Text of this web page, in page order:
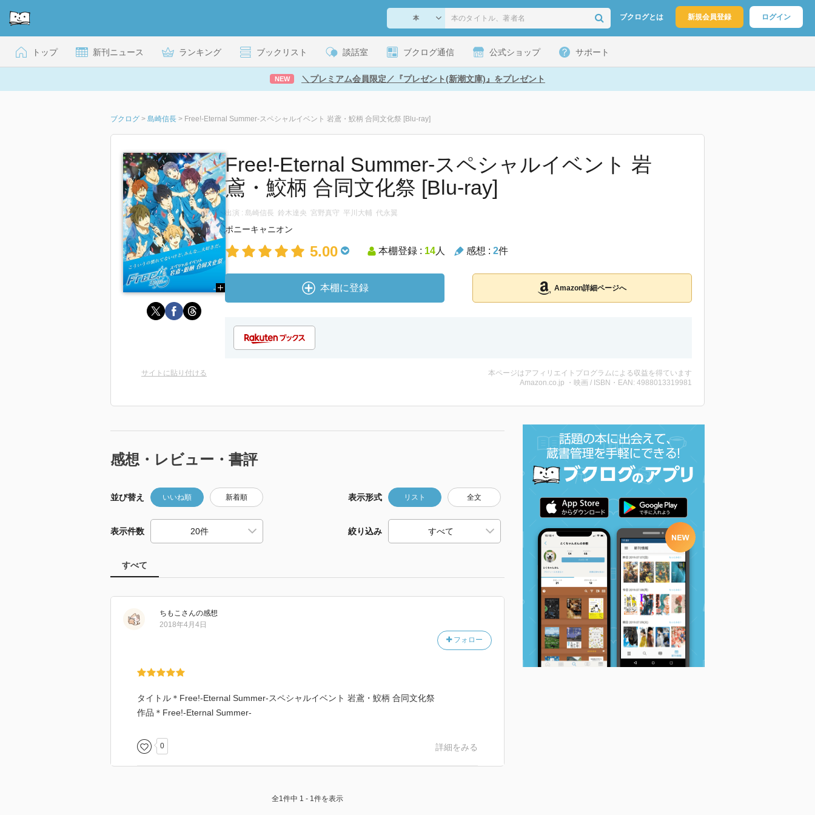
ブクログとは 新規会員登録 ログイン
トップ 新刊ニュース ランキング ブックリスト 談話室 ブクログ通信 公式ショップ サポート
NEW ＼プレミアム会員限定／『プレゼント(新潮文庫)』をプレゼント
ブクログ > 島崎信長 > Free!-Eternal Summer-スペシャルイベント 岩鳶・鮫柄 合同文化祭 [Blu-ray]
Free!-Eternal Summer-スペシャルイベント 岩
鳶・鮫柄 合同文化祭 [Blu-ray]
出演 : 島崎信長 鈴木達央 宮野真守 平川大輔 代永翼
ポニーキャニオン
5.00 本棚登録 : 14人 感想 : 2件
本棚に登録 Amazon詳細ページへ
サイトに貼り付ける
本ページはアフィリエイトプログラムによる収益を得ています
Amazon.co.jp ・映画 / ISBN・EAN: 4988013319981
感想・レビュー・書評
並び替え いいね順 新着順 表示形式 リスト 全文
表示件数 絞り込み
すべて
ちもこ さんの感想
フォロー
2018年4月4日
タイトル＊Free!-Eternal Summer-スペシャルイベント 岩鳶・鮫柄 合同文化祭
作品＊Free!-Eternal Summer-
0 詳細をみる
全1件中 1 - 1件を表示